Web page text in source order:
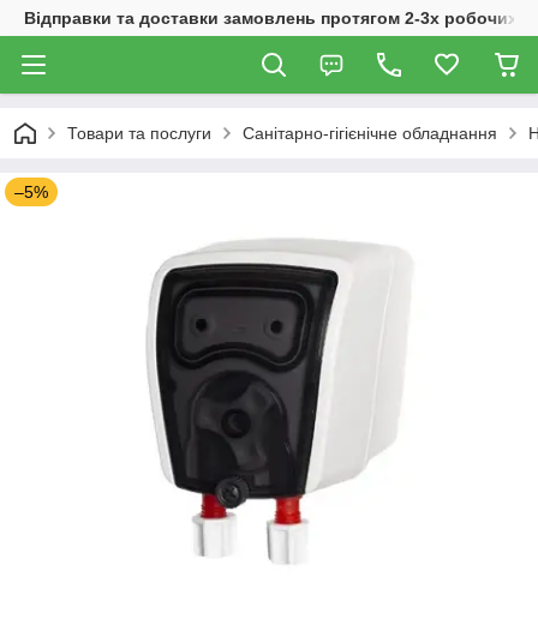
Відправки та доставки замовлень протягом 2-3х робочих
Товари та послуги Санітарно-гігієнічне обладнання
–5%